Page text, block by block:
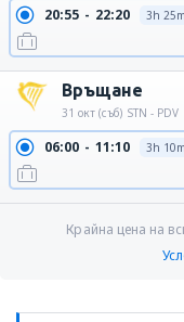
20:55 22:20 3h
Връщане
31 окт (съб) STN - PDV
06:00 11:10 3h
Крайна цена на